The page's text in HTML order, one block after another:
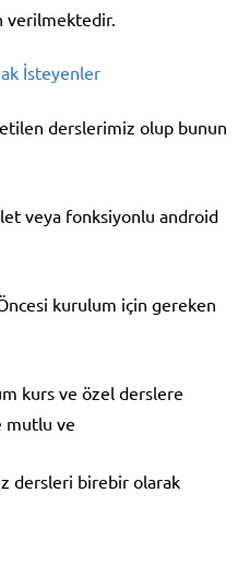
verilmektedir.
İsteyenler
derslerimiz olup bunun
veya fonksiyonlu android
kurulum için gereken
kurs ve özel derslere
mutlu ve
dersleri birebir olarak